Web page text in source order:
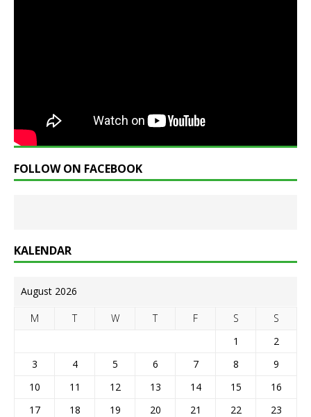
FOLLOW ON FACEBOOK
KALENDAR
August 2026
M T W T F S
S
1
2
3
4 5 6 7 8
9
10
11 12 13 14 15
16
17
18 19 20 21 22
23